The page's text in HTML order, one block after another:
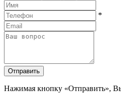
*
Отправить
Нажимая кнопку «Отправить»,